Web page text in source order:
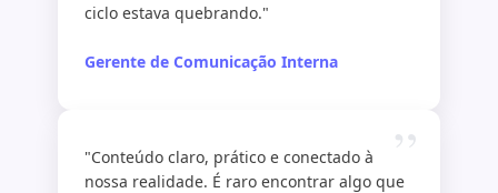
ciclo estava quebrando."
Gerente de Comunicação Interna
”
"Conteúdo claro, prático e conectado à
nossa realidade. É raro encontrar algo que